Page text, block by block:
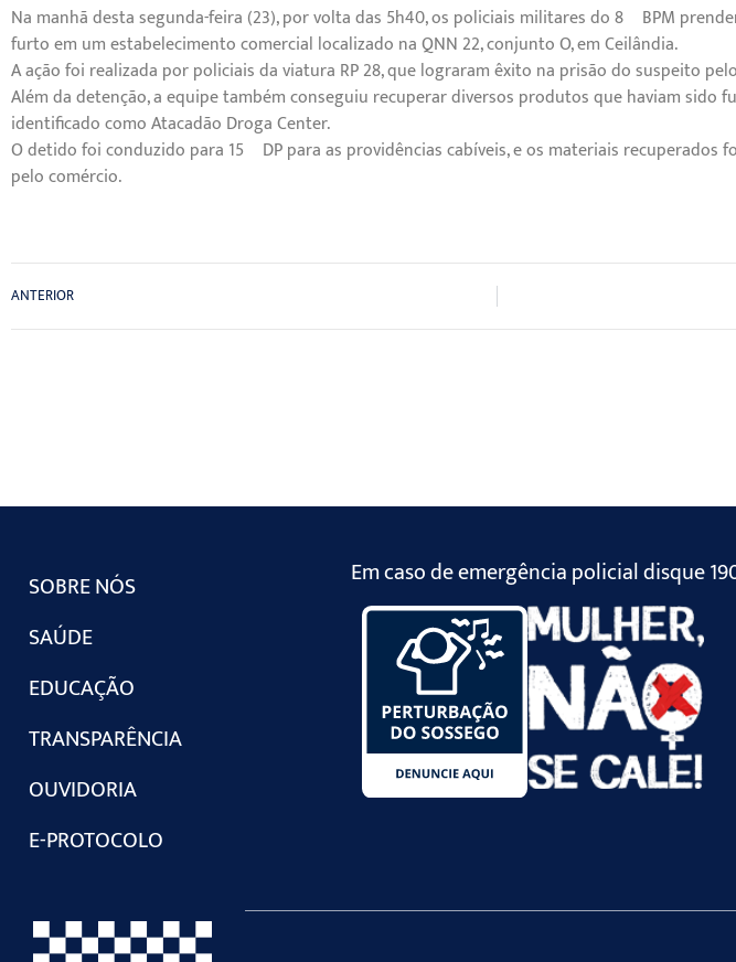
Na manhã desta segunda-feira (23), por volta das 5h40, os policiais militares do 8º BPM
furto em um estabelecimento comercial localizado na QNN 22, conjunto O, em Ceilândia.
A ação foi realizada por policiais da viatura RP 28, que lograram êxito na prisão do suspeito
Além da detenção, a equipe também conseguiu recuperar diversos produtos que haviam sido
identificado como Atacadão Droga Center.
O detido foi conduzido para 15º DP para as providências cabíveis, e os materiais recuperados
pelo comércio.
ANTERIOR
SOBRE NÓS
SAÚDE
EDUCAÇÃO
TRANSPARÊNCIA
OUVIDORIA
E-PROTOCOLO
Em caso de emergência policial disque